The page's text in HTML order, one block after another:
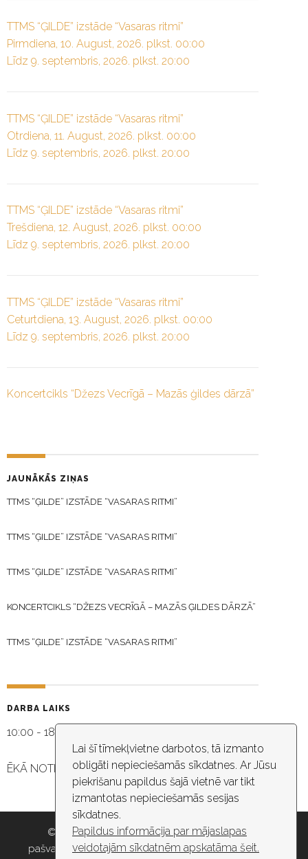
Lai šī tīmekļvietne darbotos, tā izmanto
obligāti nepieciešamās sīkdatnes. Ar Jūsu
piekrišanu papildus šajā vietnē var tikt
izmantotas nepieciešamās sesijas
sīkdatnes.
Papildus informācija par mājaslapas
veidotajām sīkdatnēm apskatāma šeit.
TTMS “ĢILDE” izstāde “Vasaras ritmi”
Pirmdiena, 10. August, 2026. plkst. 00:00
Līdz 9. septembris, 2026. plkst. 20:00
TTMS “ĢILDE” izstāde “Vasaras ritmi”
Otrdiena, 11. August, 2026. plkst. 00:00
Līdz 9. septembris, 2026. plkst. 20:00
TTMS “ĢILDE” izstāde “Vasaras ritmi”
Trešdiena, 12. August, 2026. plkst. 00:00
Līdz 9. septembris, 2026. plkst. 20:00
TTMS “ĢILDE” izstāde “Vasaras ritmi”
Ceturtdiena, 13. August, 2026. plkst. 00:00
Līdz 9. septembris, 2026. plkst. 20:00
Koncertcikls “Džezs Vecrīgā – Mazās ģildes dārzā”
JAUNĀKĀS ZIŅAS
TTMS “ĢILDE” IZSTĀDE “VASARAS RITMI”
TTMS “ĢILDE” IZSTĀDE “VASARAS RITMI”
TTMS “ĢILDE” IZSTĀDE “VASARAS RITMI”
KONCERTCIKLS “DŽEZS VECRĪGĀ – MAZĀS ĢILDES DĀRZĀ”
TTMS “ĢILDE” IZSTĀDE “VASARAS RITMI”
DARBA LAIKS
10:00 - 18:30
ĒKĀ NOTIEK VIDEO NOVĒROŠANA
© 2026 Rīgas pašvaldība, Rīgas valstspilsētas
pašvaldības iestāde “Kultūras un tautas mākslas centrs